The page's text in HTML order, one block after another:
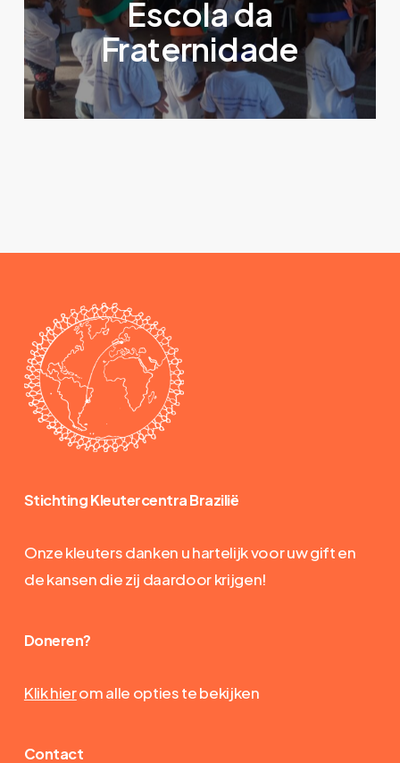
Escola da
Fraternidade
Stichting Kleutercentra Brazilië
Onze kleuters danken u hartelijk voor uw gift en
de kansen die zij daardoor krijgen!
Doneren?
Klik hierom alle opties te bekijken
Contact